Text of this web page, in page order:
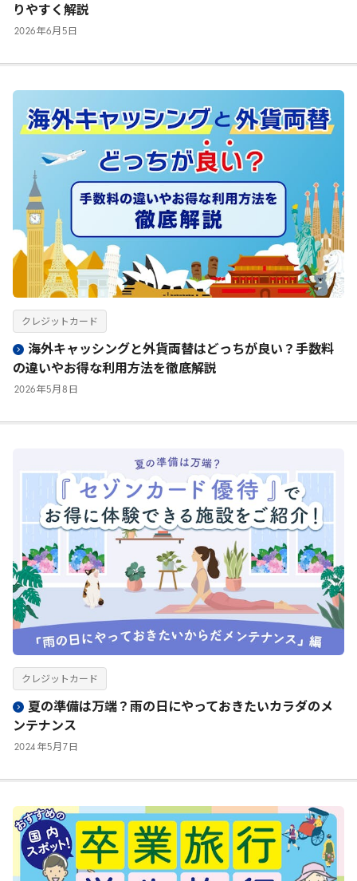
りやすく解説
2026年6月 5 日
海外キャッシングと外貨両替はどっちが良い？手数料
の違いやお得な利用方法を徹底解説
2026年5月 8 日
クレジットカード
夏の準備は万端？雨の日にやっておきたいカラダのメ
ンテナンス
2024 年5月 7 日
クレジットカード